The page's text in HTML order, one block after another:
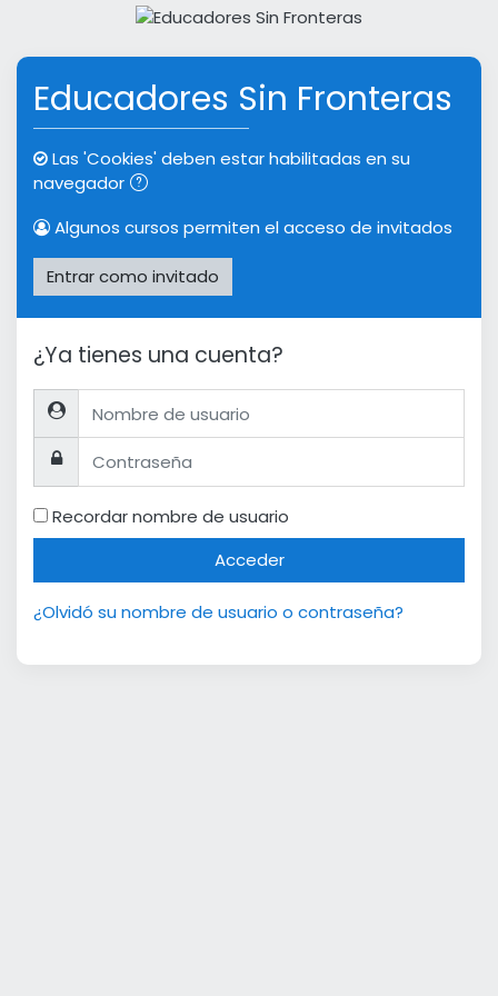
Saltar a contenido principal
Educadores Sin Fronteras
Las 'Cookies' deben estar habilitadas en su
navegador
Algunos cursos permiten el acceso de invitados
Entrar como invitado
¿Ya tienes una cuenta?
Nombre de usuario
Contraseña
Recordar nombre de usuario
Acceder
¿Olvidó su nombre de usuario o contraseña?